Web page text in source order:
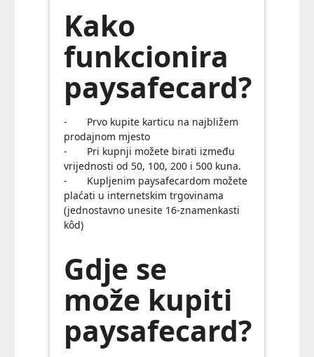
Kako
funkcionira
paysafecard?
- Prvo kupite karticu na najbližem
prodajnom mjesto
- Pri kupnji možete birati između
vrijednosti od 50, 100, 200 i 500 kuna.
- Kupljenim paysafecardom možete
plaćati u internetskim trgovinama
(jednostavno unesite 16-znamenkasti
kôd)
Gdje se
može kupiti
paysafecard?